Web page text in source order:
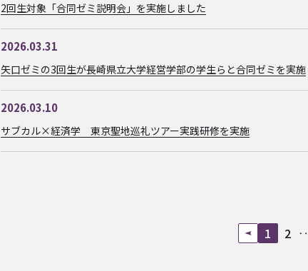
2回生対象「合同ゼミ説明会」を実施しました
2026.03.31
矢口ゼミの3回生が長崎県立大学経営学部の学生らと合同ゼミを実施
2026.03.10
サブカル×経済学 東京聖地巡礼ツアー実践研修を実施
1 2 ‥